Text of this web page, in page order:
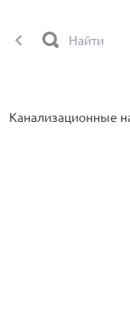
Канализационные